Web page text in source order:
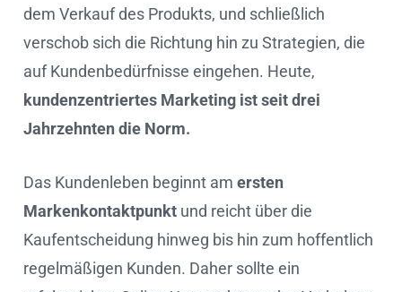
dem Verkauf des Produkts, und schließlich
verschob sich die Richtung hin zu Strategien, die
auf Kundenbedürfnisse eingehen. Heute,
kundenzentriertes Marketing ist seit drei
Jahrzehnten die Norm.
Das Kundenleben beginnt am ersten
Markenkontaktpunkt und reicht über die
Kaufentscheidung hinweg bis hin zum hoffentlich
regelmäßigen Kunden. Daher sollte ein